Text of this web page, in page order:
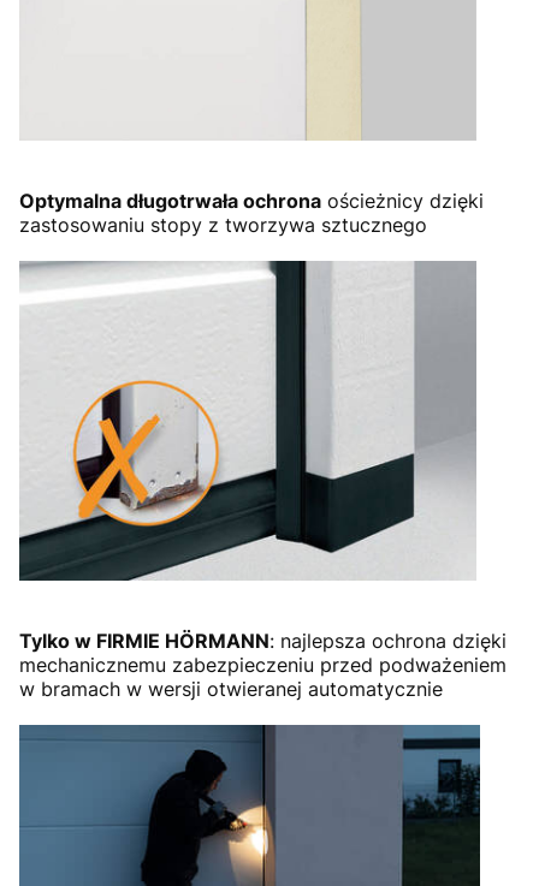
Optymalna długotrwała ochrona ościeżnicy dzięki
zastosowaniu stopy z tworzywa sztucznego
Tylko w FIRMIE HÖRMANN: najlepsza ochrona dzięki
mechanicznemu zabezpieczeniu przed podważeniem
w bramach w wersji otwieranej automatycznie